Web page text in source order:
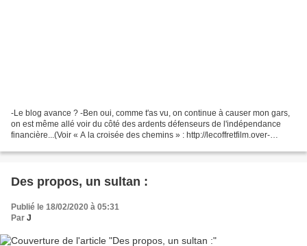
-Le blog avance ? -Ben oui, comme t'as vu, on continue à causer mon gars,
on est même allé voir du côté des ardents défenseurs de l'indépendance
financière...(Voir « A la croisée des chemins » : http://lecoffretfilm.over-
Des propos, un sultan :
Publié le 18/02/2020 à 05:31
Par J